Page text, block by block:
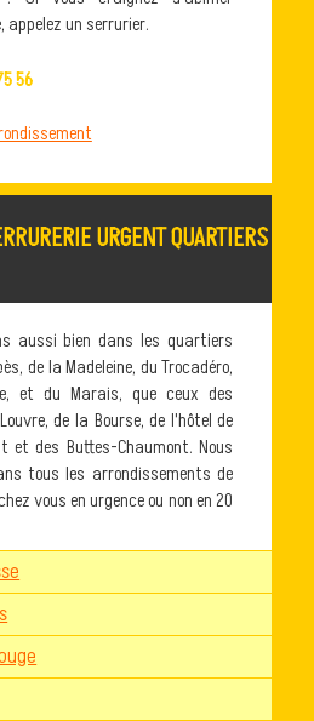
un serrurier.
56
URGENT QUARTIERS
aussi bien dans les quartiers
de la Madeleine, du Trocadéro,
et du Marais, que ceux des
de la Bourse, de l'hôtel de
et des Buttes-Chaumont. Nous
tous les arrondissements de
vous en urgence ou non en 20